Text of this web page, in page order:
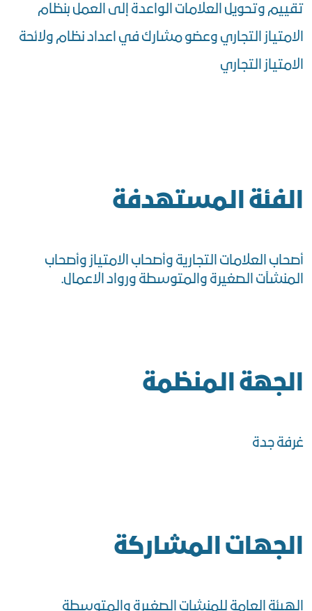
تقييم وتحويل العلامات الواعدة إلى العمل بنظام
الامتياز التجاري وعضو مشارك في اعداد نظام ولائحة
الامتياز التجاري
الفئة المستهدفة
أصحاب العلامات التجارية وأصحاب الامتياز وأصحاب
المنشآت الصغيرة والمتوسطة ورواد الاعمال.
الجهة المنظمة
غرفة جدة
الجهات المشاركة
الهيئة العامة للمنشات الصغيرة والمتوسطة